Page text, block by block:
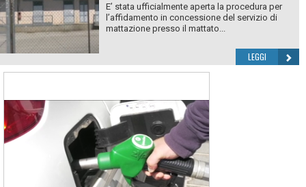
E’ stata ufficialmente aperta la procedura per
l’affidamento in concessione del servizio di
mattazione presso il mattato...
LEGGI